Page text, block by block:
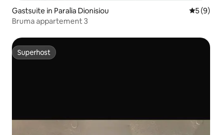
Gastsuite in Paralia Dionisiou
5 (9)
Bruma appartement 3
Superhost
Superhost